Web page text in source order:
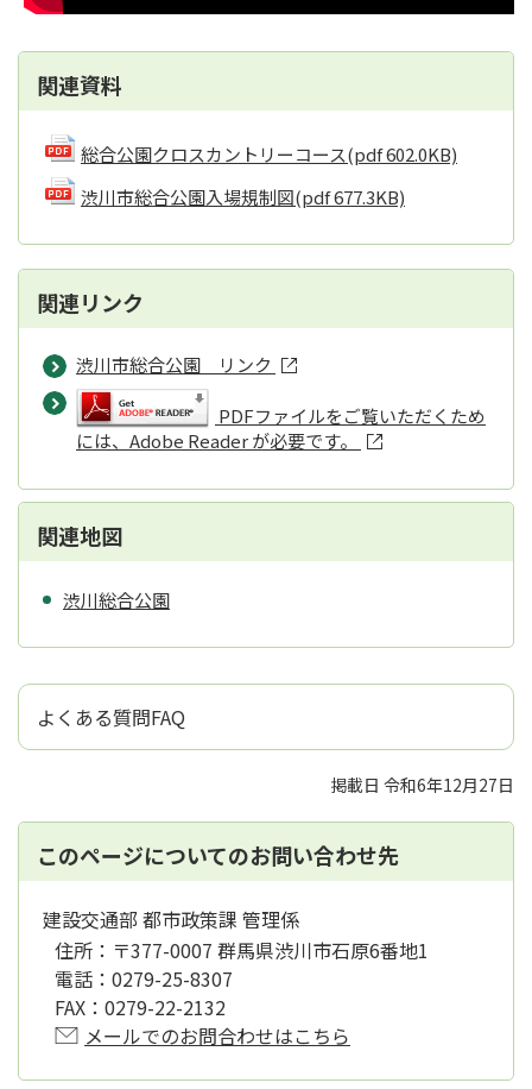
関連資料
総合公園クロスカントリーコース(pdf 602.0KB)
渋川市総合公園入場規制図(pdf 677.3KB)
関連リンク
渋川市総合公園 リンク
PDFファイルをご覧いただくため
には、Adobe Reader が必要です。
関連地図
渋川総合公園
よくある質問FAQ
掲載日 令和6年12月27日
このページについてのお問い合わせ先
建設交通部 都市政策課 管理係
住所： 〒377-0007 群馬県渋川市石原6番地1
電話： 0279-25-8307
FAX： 0279-22-2132
メールでのお問合わせはこちら